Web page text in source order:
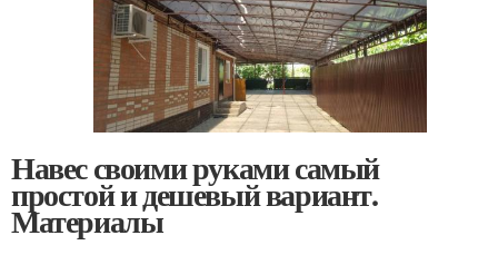
Навес своими руками самый
простой и дешевый вариант.
Материалы